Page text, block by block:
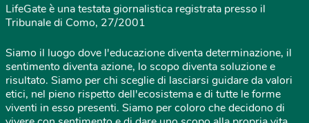
LifeGate è una testata giornalistica registrata presso il
Tribunale di Como, 27/2001
Siamo il luogo dove l'educazione diventa determinazione, il
sentimento diventa azione, lo scopo diventa soluzione e
risultato. Siamo per chi sceglie di lasciarsi guidare da valori
etici, nel pieno rispetto dell'ecosistema e di tutte le forme
viventi in esso presenti. Siamo per coloro che decidono di